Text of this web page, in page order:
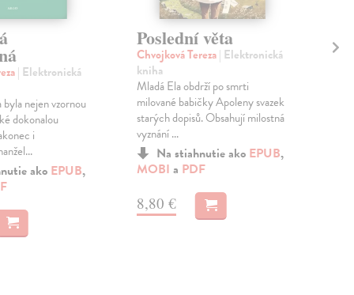
| Elektronická
byla nejen vzornou
dokonalou
i
ako EPUB,
Poslední věta
Chvojková Tereza| Elektronická
kniha
Mladá Ela obdrží po smrti
milované babičky Apoleny svazek
starých dopisů. Obsahují milostná
vyznání ...
Na stiahnutie ako EPUB,
MOBI a PDF
8,80 €